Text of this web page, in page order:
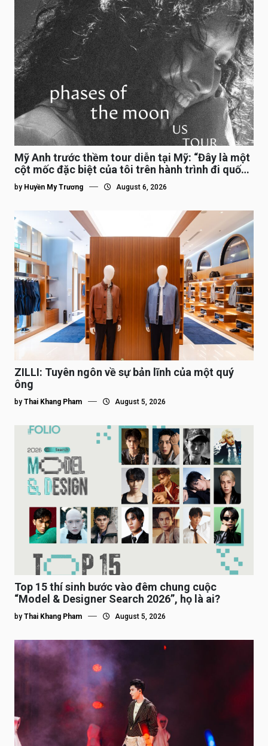
Mỹ Anh trước thềm tour diễn tại Mỹ: “Đây là một
cột mốc đặc biệt của tôi trên hành trình đi quốc
tế”
by Huyền My Trương August 6, 2026
ZILLI: Tuyên ngôn về sự bản lĩnh của một quý
ông
by Thai Khang Pham August 5, 2026
Top 15 thí sinh bước vào đêm chung cuộc
“Model & Designer Search 2026”, họ là ai?
by Thai Khang Pham August 5, 2026